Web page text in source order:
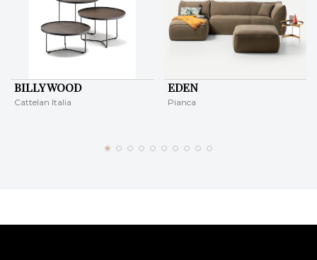
BILLY WOOD
Cattelan Italia
EDEN
Pianca
KERESÉS